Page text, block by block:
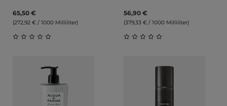
65,50 €
(272,92 € / 1000 Milliliter)
56,90 €
(379,33 € / 1000 Milliliter)